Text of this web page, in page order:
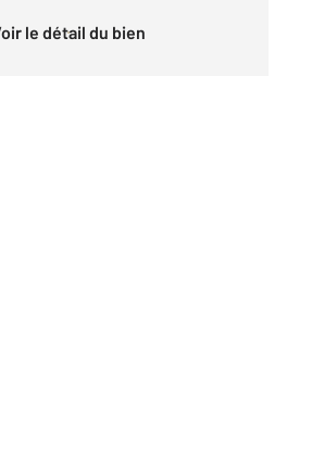
Voir le détail du bien